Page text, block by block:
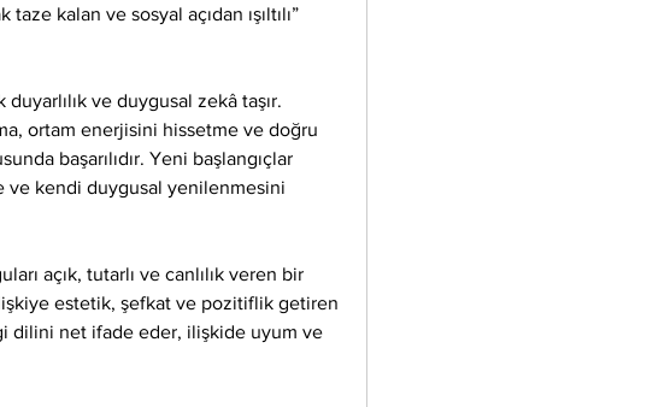
kalan ve sosyal açıdan ışıltılı”
ve duygusal zekâ taşır.
ortam enerjisini hissetme ve doğru
başarılıdır. Yeni başlangıçlar
ve kendi duygusal yenilenmesini
açık, tutarlı ve canlılık veren bir
estetik, şefkat ve pozitiflik getiren
dilini net ifade eder, ilişkide uyum ve